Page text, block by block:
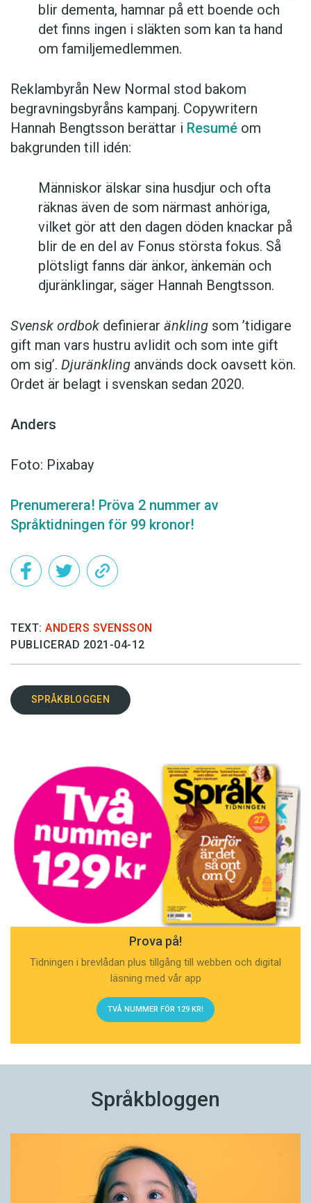
blir dementa, hamnar på ett boende och
det finns ingen i släkten som kan ta hand
om familjemedlemmen.
Reklambyrån New Normal stod bakom
begravningsbyråns kampanj. Copywritern
Hannah Bengtsson berättar i Resumé om
bakgrunden till idén:
Människor älskar sina husdjur och ofta
räknas även de som närmast anhöriga,
vilket gör att den dagen döden knackar på
blir de en del av Fonus största fokus. Så
plötsligt fanns där änkor, änkemän och
djuränklingar, säger Hannah Bengtsson.
Svensk ordbok definierar änkling som ’tidigare
gift man vars hustru av­lidit och som inte gift
om sig’. Djuränkling används dock oavsett kön.
Ordet är belagt i svenskan sedan 2020.
Anders
Foto: Pixabay
Prenumerera! Pröva 2 nummer av
Språktidningen för 99 kronor!
TEXT: ANDERS SVENSSON
PUBLICERAD 2021-04-12
SPRÅKBLOGGEN
Prova på!
Tidningen i brevlådan plus tillgång till webben och digital
läsning med vår app
TVÅ NUMMER FÖR 129 KR!
Språkbloggen